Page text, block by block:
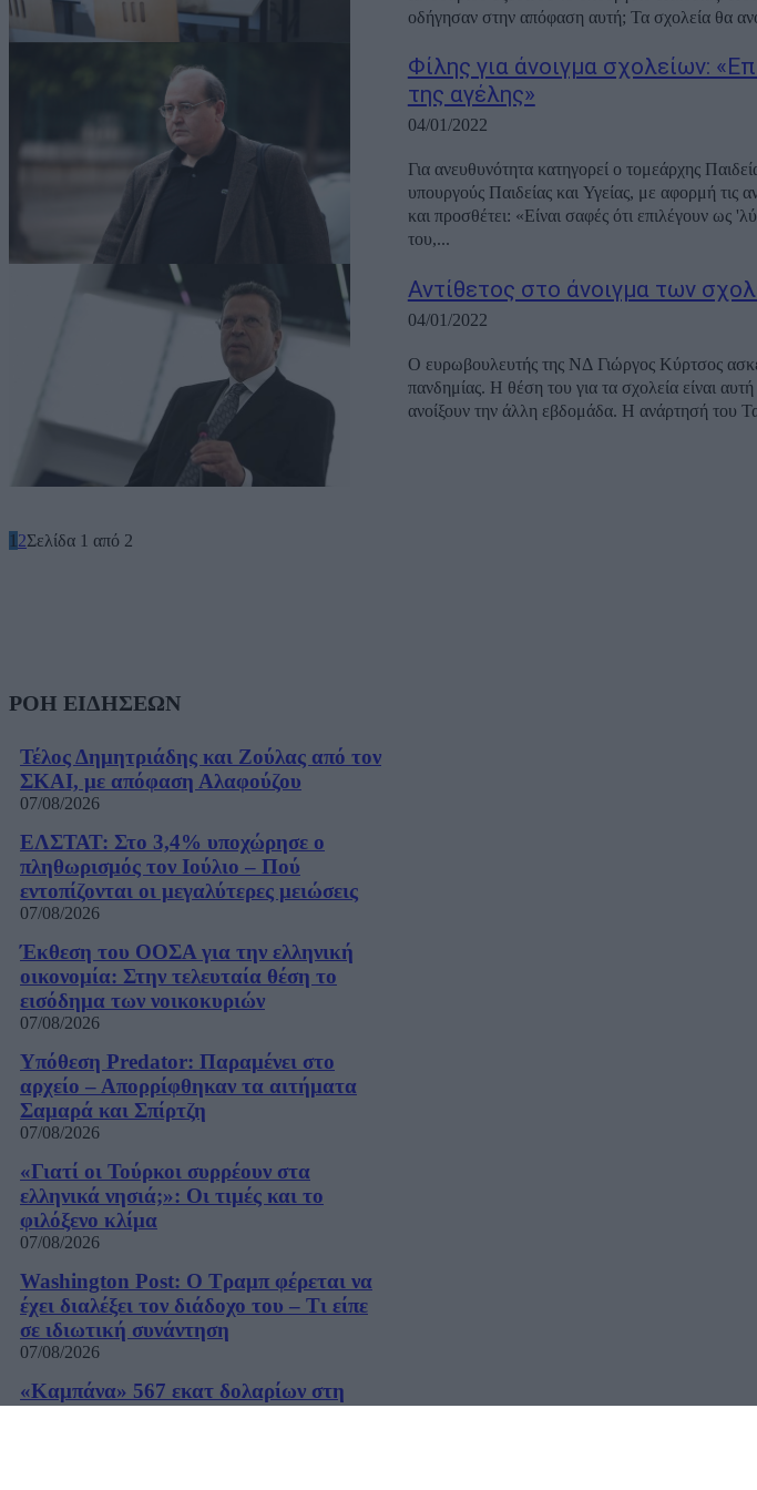
οδήγησαν στην απόφαση
Φίλης για άνοιγμα σχολείων:
της αγέλης»
04/01/2022
Για ανευθυνότητα κατηγορεί ο τομεάρχης
υπουργούς Παιδείας και Υγείας, με αφορμή τις
και προσθέτει: «Είναι σαφές ότι επιλέγουν ως 'λύση' την
του,...
Αντίθετος στο άνοιγμα των
04/01/2022
Ο ευρωβουλευτής της ΝΔ Γιώργος Κύρτσος
πανδημίας. Η θέση του για τα σχολεία είναι
1 2Σελίδα 1 από 2
ΡΟΗ ΕΙΔΗΣΕΩΝ
Τέλος Δημητριάδης και Ζούλας από τον
ΣΚΑΙ, με απόφαση Αλαφούζου
07/08/2026
ΕΛΣΤΑΤ: Στο 3,4% υποχώρησε ο
πληθωρισμός τον Ιούλιο – Πού
εντοπίζονται οι μεγαλύτερες μειώσεις
07/08/2026
Έκθεση του ΟΟΣΑ για την ελληνική
οικονομία: Στην τελευταία θέση το
εισόδημα των νοικοκυριών
07/08/2026
Υπόθεση Predator: Παραμένει στο
αρχείο – Απορρίφθηκαν τα αιτήματα
Σαμαρά και Σπίρτζη
07/08/2026
«Γιατί οι Τούρκοι συρρέουν στα
ελληνικά νησιά;»: Οι τιμές και το
φιλόξενο κλίμα
07/08/2026
Washington Post: Ο Τραμπ φέρεται να
έχει διαλέξει τον διάδοχο του – Τι είπε
σε ιδιωτική συνάντηση
07/08/2026
«Καμπάνα» 567 εκατ δολαρίων στη